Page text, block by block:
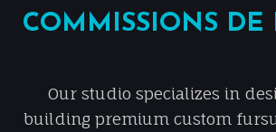
COMMISSIONS DE
Our studio specializes in
building premium custom